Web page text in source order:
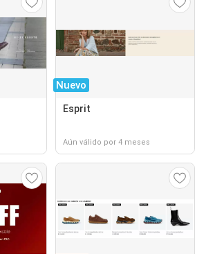
Nuevo
Esprit
Aún válido por 4 meses